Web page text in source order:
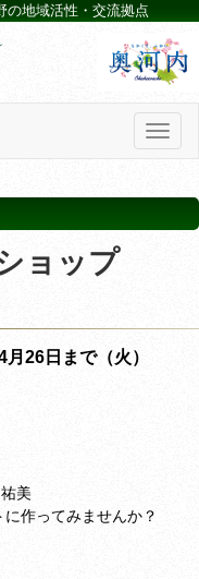
地域活性・交流拠点
ョップ
26日まで（火）
美
作ってみませんか？